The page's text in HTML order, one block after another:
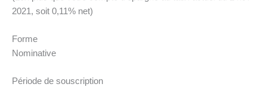
2021, soit 0,11% net)
Forme
Nominative
Période de souscription